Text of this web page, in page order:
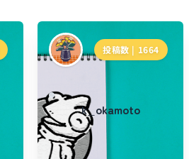
投稿数 | 1664
k_okamoto